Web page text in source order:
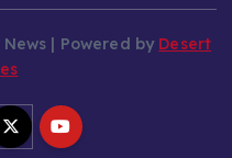
| Powered by Desert